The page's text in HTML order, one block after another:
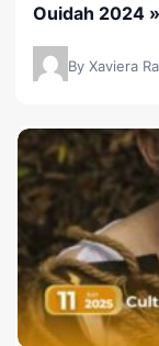
Ouidah 2024
By Xaviera